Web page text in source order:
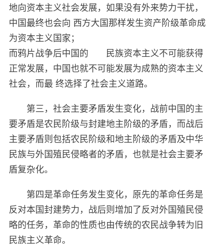
地向资本主义社会发展，如果没有外来势力干扰，
中国最终也会向 西方大国那样发生资产阶级革命成
为资本主义国家；
而鸦片战争后中国的 民族资本主义不可能获得
正常发展，中国也就不可能发展为成熟的资本主义
社会，而最 终选择了社会主义道路。
第三，社会主要矛盾发生变化，战前中国的主
要矛盾是农民阶级与封建地主阶级的矛盾，而战后
主要矛盾则包括农民阶级和地主阶级的矛盾及中华
民族与外国殖民侵略者的矛盾，也就是社会主要矛
盾复杂化。
第四是革命任务发生变化，原先的革命任务是
反对本国封建势力，战后则增加了反对外国殖民侵
略的任务，革命的性质也由传统的农民战争转为旧
民族主义革命。